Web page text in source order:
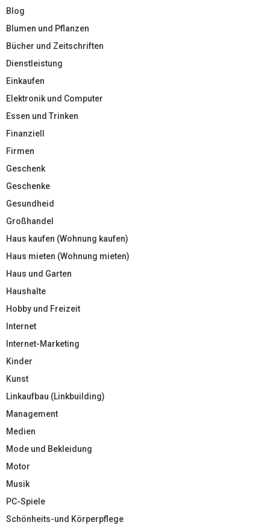
Blog
Blumen und Pflanzen
Bücher und Zeitschriften
Dienstleistung
Einkaufen
Elektronik und Computer
Essen und Trinken
Finanziell
Firmen
Geschenk
Geschenke
Gesundheid
Großhandel
Haus kaufen (Wohnung kaufen)
Haus mieten (Wohnung mieten)
Haus und Garten
Haushalte
Hobby und Freizeit
Internet
Internet-Marketing
Kinder
Kunst
Linkaufbau (Linkbuilding)
Management
Medien
Mode und Bekleidung
Motor
Musik
PC-Spiele
Schönheits-und Körperpflege